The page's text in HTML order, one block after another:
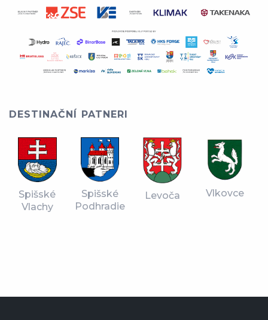
DESTINAČNÍ PATNERI
Spišské
Vlachy
Spišské
Podhradie
Levoča Vlkovce